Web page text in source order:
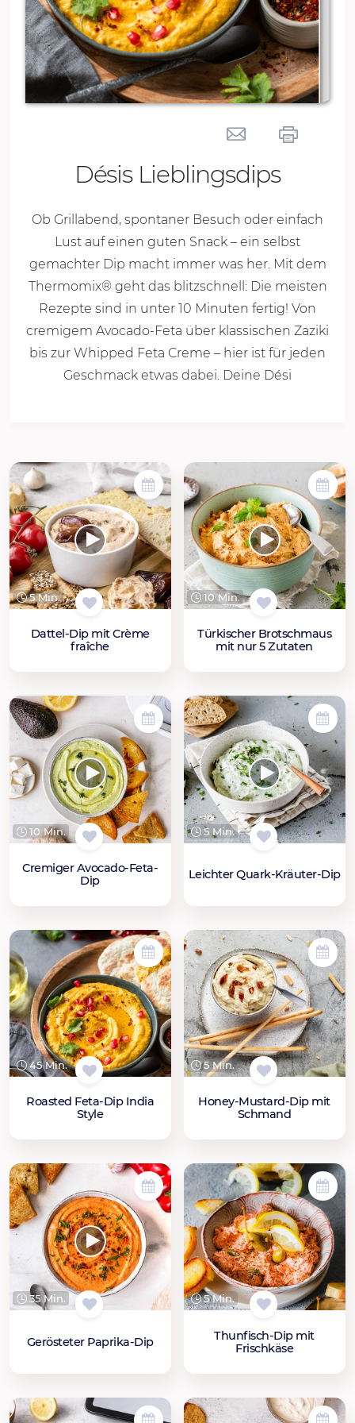
Désis Lieblingsdips
Ob Grillabend, spontaner Besuch oder einfach
Lust auf einen guten Snack – ein selbst
gemachter Dip macht immer was her. Mit dem
Thermomix® geht das blitzschnell: Die meisten
Rezepte sind in unter 10 Minuten fertig! Von
cremigem Avocado-Feta über klassischen Zaziki
bis zur Whipped Feta Creme – hier ist für jeden
Geschmack etwas dabei. Deine Dési
5 Min.
Dattel-Dip mit Crème
fraîche
10 Min.
Türkischer Brotschmaus
mit nur 5 Zutaten
10 Min.
Cremiger Avocado-Feta-
Dip
5 Min.
Leichter Quark-Kräuter-Dip
45 Min.
Roasted Feta-Dip India
Style
5 Min.
Honey-Mustard-Dip mit
Schmand
35 Min.
Gerösteter Paprika-Dip
5 Min.
Thunfisch-Dip mit
Frischkäse